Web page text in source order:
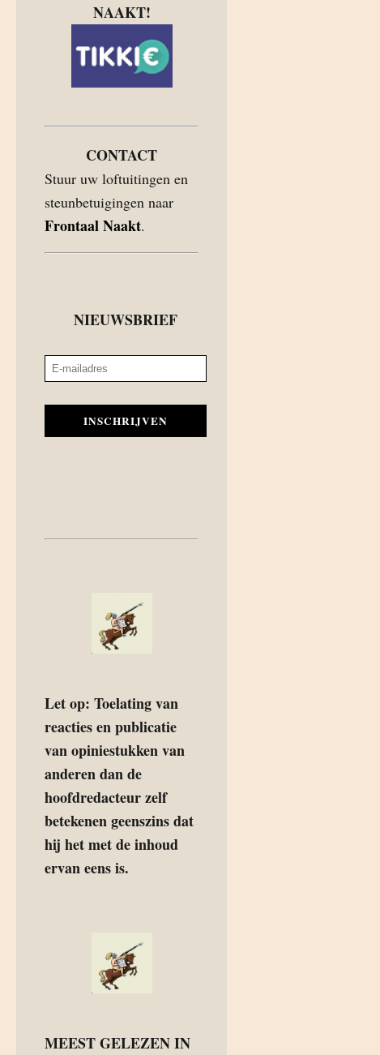
NAAKT!
CONTACT
Stuur uw loftuitingen en
steunbetuigingen naar
Frontaal Naakt.
NIEUWSBRIEF
INSCHRIJVEN
Let op: Toelating van
reacties en publicatie
van opiniestukken van
anderen dan de
hoofdredacteur zelf
betekenen geenszins dat
hij het met de inhoud
ervan eens is.
MEEST GELEZEN IN